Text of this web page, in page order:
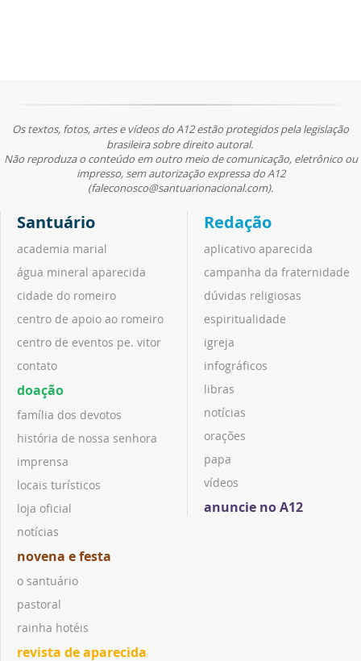
Os textos, fotos, artes e vídeos do A12 estão protegidos pela legislação
brasileira sobre direito autoral.
Não reproduza o conteúdo em outro meio de comunicação, eletrônico ou
impresso, sem autorização expressa do A12
(faleconosco@santuarionacional.com).
Santuário
academia marial
água mineral aparecida
cidade do romeiro
centro de apoio ao romeiro
centro de eventos pe. vitor
contato
doação
família dos devotos
história de nossa senhora
imprensa
locais turísticos
loja oficial
notícias
novena e festa
o santuário
pastoral
rainha hotéis
revista de aparecida
Redação
aplicativo aparecida
campanha da fraternidade
dúvidas religiosas
espiritualidade
igreja
infográficos
libras
notícias
orações
papa
vídeos
anuncie no A12